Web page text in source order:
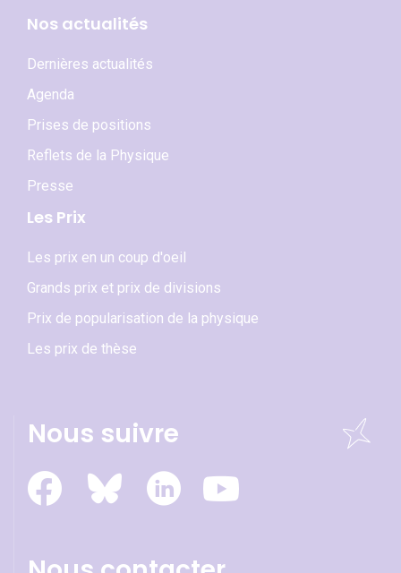
Nos actualités
Dernières actualités
Agenda
Prises de positions
Reflets de la Physique
Presse
Les Prix
Les prix en un coup d'oeil
Grands prix et prix de divisions
Prix de popularisation de la physique
Les prix de thèse
Nous suivre